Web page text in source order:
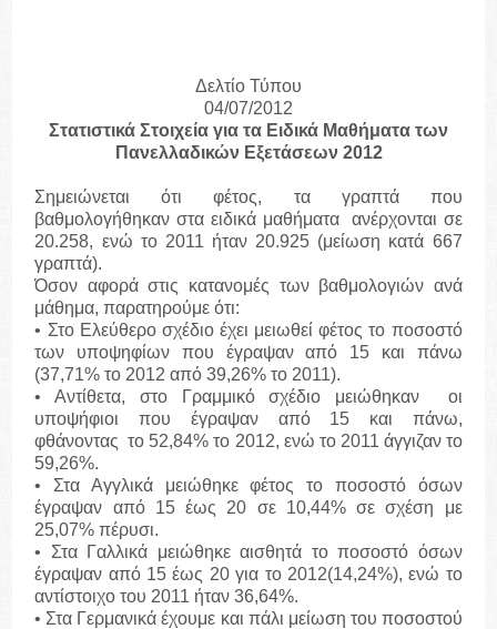
Δελτίο Τύπου
04/07/2012
Στατιστικά Στοιχεία για τα Ειδικά Μαθήματα των
Πανελλαδικών Εξετάσεων 2012
Σημειώνεται ότι φέτος, τα γραπτά που
βαθμολογήθηκαν στα ειδικά μαθήματα ανέρχονται σε
20.258, ενώ το 2011 ήταν 20.925 (μείωση κατά 667
γραπτά).
Όσον αφορά στις κατανομές των βαθμολογιών ανά
μάθημα, παρατηρούμε ότι:
• Στο Ελεύθερο σχέδιο έχει μειωθεί φέτος το ποσοστό
των υποψηφίων που έγραψαν από 15 και πάνω
(37,71% το 2012 από 39,26% το 2011).
• Αντίθετα, στο Γραμμικό σχέδιο μειώθηκαν οι
υποψήφιοι που έγραψαν από 15 και πάνω,
φθάνοντας το 52,84% το 2012, ενώ το 2011 άγγιζαν το
59,26%.
• Στα Αγγλικά μειώθηκε φέτος το ποσοστό όσων
έγραψαν από 15 έως 20 σε 10,44% σε σχέση με
25,07% πέρυσι.
• Στα Γαλλικά μειώθηκε αισθητά το ποσοστό όσων
έγραψαν από 15 έως 20 για το 2012(14,24%), ενώ το
αντίστοιχο του 2011 ήταν 36,64%.
• Στα Γερμανικά έχουμε και πάλι μείωση του ποσοστού